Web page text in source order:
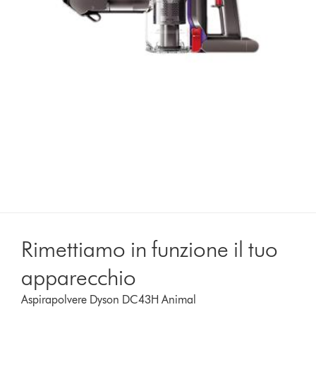
Rimettiamo in funzione il tuo
apparecchio
Aspirapolvere Dyson DC43H Animal